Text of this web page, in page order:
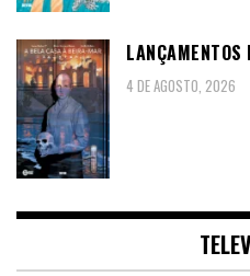
LANÇAMENTOS
4 DE AGOSTO, 2026